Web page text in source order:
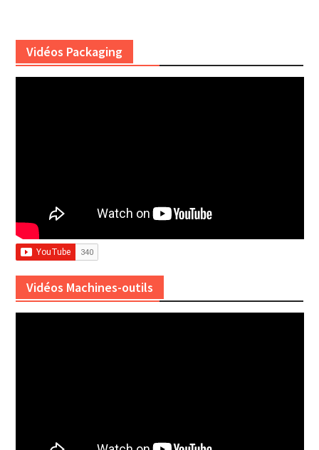
Vidéos Packaging
Vidéos Machines-outils